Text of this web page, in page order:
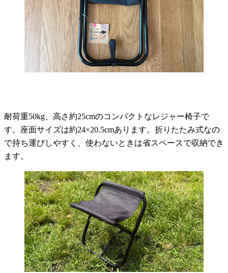
耐荷重50kg、高さ約25cmのコンパクトなレジャー椅子で
す。座面サイズは約24×20.5cmあります。折りたたみ式なの
で持ち運びしやすく、使わないときは省スペースで収納でき
ます。